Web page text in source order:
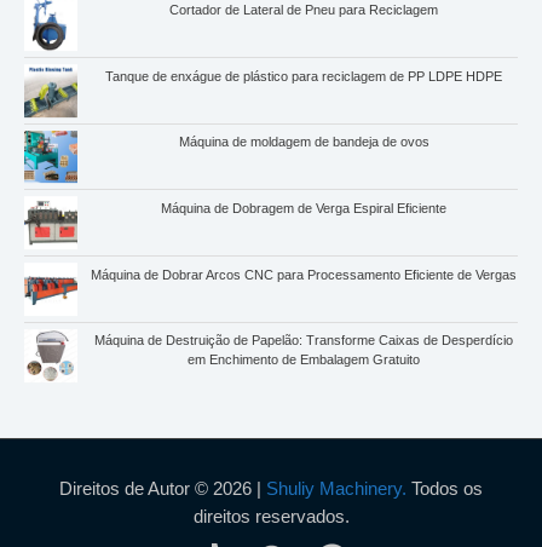
Cortador de Lateral de Pneu para Reciclagem
Tanque de enxágue de plástico para reciclagem de PP LDPE HDPE
Máquina de moldagem de bandeja de ovos
Máquina de Dobragem de Verga Espiral Eficiente
Máquina de Dobrar Arcos CNC para Processamento Eficiente de Vergas
Máquina de Destruição de Papelão: Transforme Caixas de Desperdício
em Enchimento de Embalagem Gratuito
Direitos de Autor © 2026 | Shuliy Machinery. Todos os
direitos reservados.